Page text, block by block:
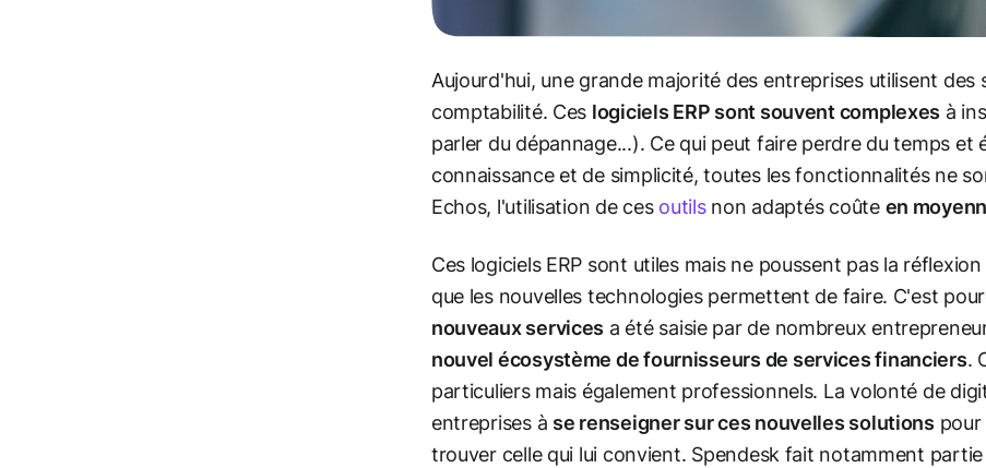
Aujourd'hui, une grande majorité des entreprises utilisent des
comptabilité. Ces logiciels ERP sont souvent complexes à
parler du dépannage...). Ce qui peut faire perdre du temps et
connaissance et de simplicité, toutes les fonctionnalités ne
Echos, l'utilisation de ces outilsnon adaptés coûte en
Ces logiciels ERP sont utiles mais ne poussent pas la
que les nouvelles technologies permettent de faire. C'est
nouveaux services a été saisie par de nombreux
nouvel écosystème de fournisseurs de services financiers.
particuliers mais également professionnels. La volonté de
entreprises à se renseigner sur ces nouvelles solutions
trouver celle qui lui convient. Spendesk fait notamment partie